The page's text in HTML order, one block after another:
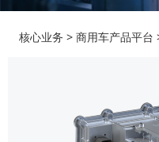
180平台
核心业务 >商用车产品平台